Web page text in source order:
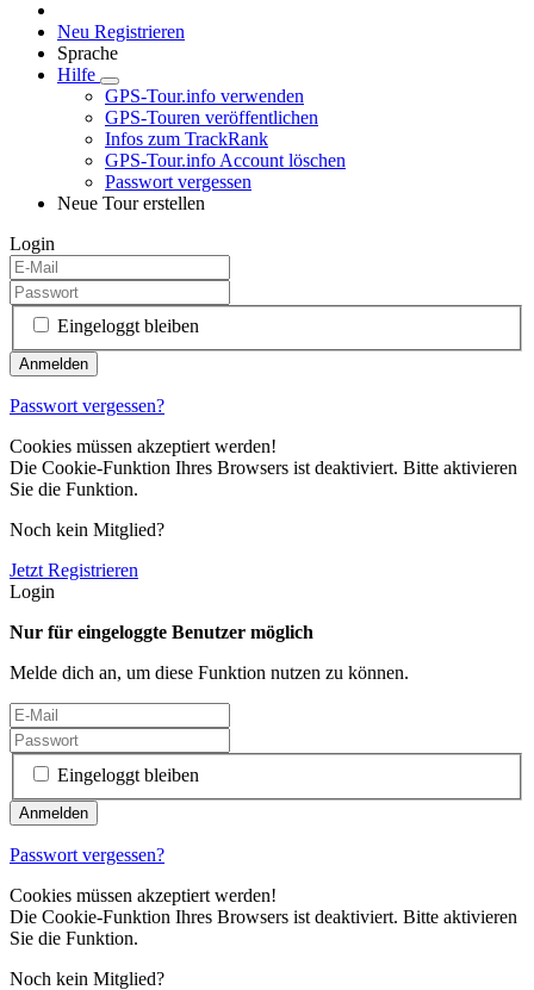
Neu Registrieren
Sprache
Hilfe
GPS-Tour.info verwenden
GPS-Touren veröffentlichen
Infos zum TrackRank
GPS-Tour.info Account löschen
Passwort vergessen
Neue Tour erstellen
Login
Eingeloggt bleiben
Passwort vergessen?
Cookies müssen akzeptiert werden!
Die Cookie-Funktion Ihres Browsers ist deaktiviert. Bitte aktivieren
Sie die Funktion.
Noch kein Mitglied?
Jetzt Registrieren
Login
Nur für eingeloggte Benutzer möglich
Melde dich an, um diese Funktion nutzen zu können.
Eingeloggt bleiben
Passwort vergessen?
Cookies müssen akzeptiert werden!
Die Cookie-Funktion Ihres Browsers ist deaktiviert. Bitte aktivieren
Sie die Funktion.
Noch kein Mitglied?